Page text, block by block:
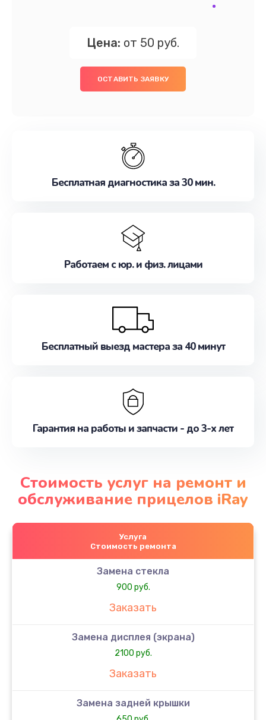
Цена: от 50 руб.
ОСТАВИТЬ ЗАЯВКУ
Бесплатная диагностика за 30 мин.
Работаем с юр. и физ. лицами
Бесплатный выезд мастера за 40 минут
Гарантия на работы и запчасти - до 3-х лет
Стоимость услуг на ремонт и
обслуживание прицелов iRay
Услуга
Стоимость ремонта
Замена стекла
900 руб.
Заказать
Замена дисплея (экрана)
2100 руб.
Заказать
Замена задней крышки